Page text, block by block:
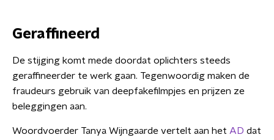
Geraffineerd
De stijging komt mede doordat oplichters steeds
geraffineerder te werk gaan. Tegenwoordig maken de
fraudeurs gebruik van deepfakefilmpjes en prijzen ze
beleggingen aan.
Woordvoerder Tanya Wijngaarde vertelt aan het AD dat